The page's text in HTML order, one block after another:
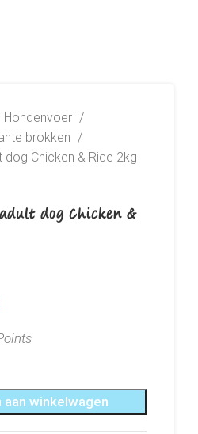
Hondenvoer
brokken
dog Chicken & Rice 2kg
dog Chicken &
aan winkelwagen